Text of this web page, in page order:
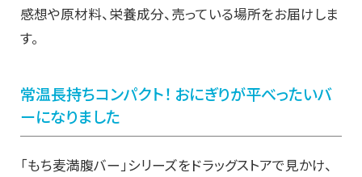
感想や原材料、栄養成分、売っている場所をお届けしま
す。
常温長持ちコンパクト！ おにぎりが平べったいバ
ーになりました
「もち麦満腹バー」シリーズをドラッグストアで見かけ、